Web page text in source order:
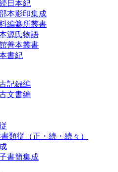
日本紀
本影印集成
編纂所叢書
源氏物語
善本叢書
書紀
記録編
文書編
類従（正・続・続々）
書簡集成